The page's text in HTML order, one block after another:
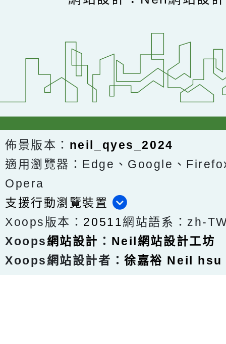
佈景版本： neil_qyes_2024
適用瀏覽器：Edge、Google、
Opera
支援行動瀏覽裝置
Xoops版本： 20511網站語系：zh-
Xoops網站設計 ： Neil網站設計工坊
Xoops網站設計者：徐嘉裕 Neil hsu